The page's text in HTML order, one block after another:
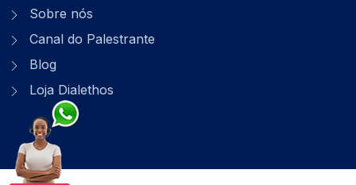
Sobre nós
Canal do Palestrante
Blog
Loja Dialethos